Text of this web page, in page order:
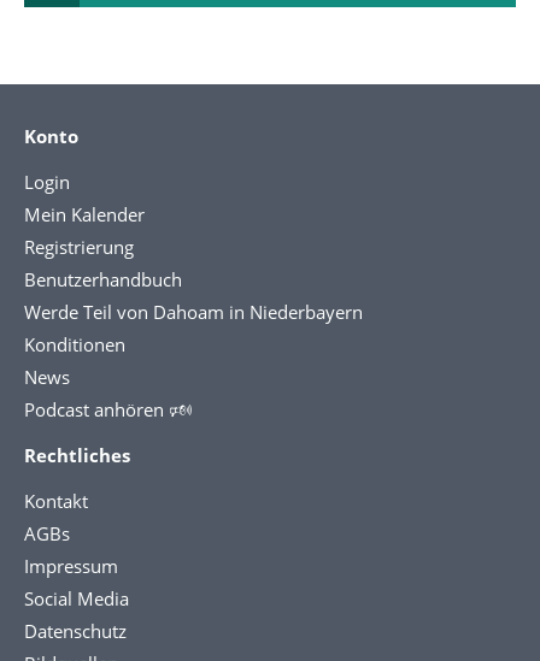
Konto
Login
Mein Kalender
Registrierung
Benutzerhandbuch
Werde Teil von Dahoam in Niederbayern
Konditionen
News
Podcast anhören 🕬
Rechtliches
Kontakt
AGBs
Impressum
Social Media
Datenschutz